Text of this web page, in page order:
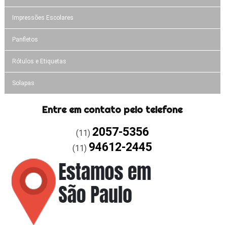
Impressões Escolares
Panfletos
Rótulos e Etiquetas
Solapas
Entre em contato pelo telefone
(11) 2057-5356
(11) 94612-2445